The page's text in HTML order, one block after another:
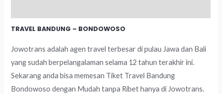
TRAVEL BANDUNG – BONDOWOSO
Jowotrans adalah agen travel terbesar di pulau Jawa dan Bali
yang sudah berpelangalaman selama 12 tahun terakhir ini.
Sekarang anda bisa memesan Tiket Travel Bandung
Bondowoso dengan Mudah tanpa Ribet hanya di Jowotrans.